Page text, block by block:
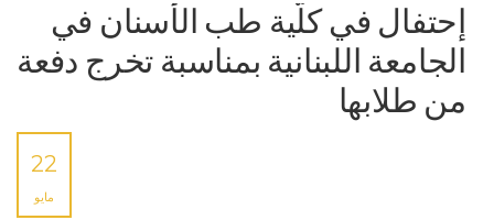
إحتفال في كلّية طب الأسنان في
الجامعة اللبنانية بمناسبة تخرج دفعة
من طلابها
22
مايو